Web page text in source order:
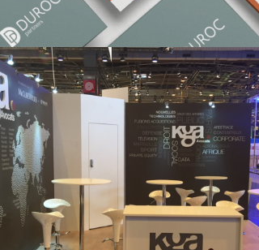
Alestim – Cabinet de
conseil RH et relations